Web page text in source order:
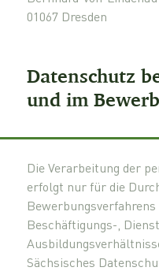
01067 Dresden
Datenschutz
und im
Die Verarbeitung der
erfolgt nur für die
Beschäftigungs-,
Sächsisches